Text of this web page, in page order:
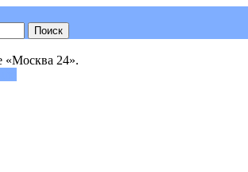
«Москва 24».